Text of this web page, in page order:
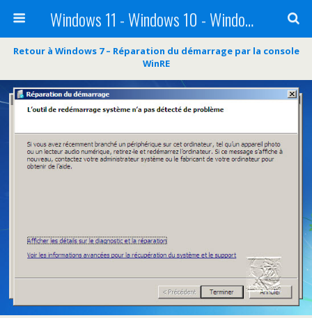
Windows 11 - Windows 10 - Windows 8 - Windows 7 - VISTA
Retour à Windows 7 – Réparation du démarrage par la console
WinRE